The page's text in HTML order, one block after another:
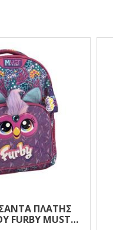
ΠΛΆΤΗΣ
FURBY MUST